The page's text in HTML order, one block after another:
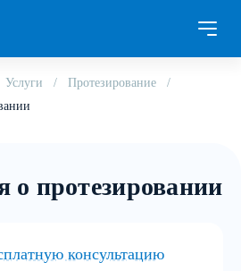
Услуги
Протезирование
протезировании
консультацию